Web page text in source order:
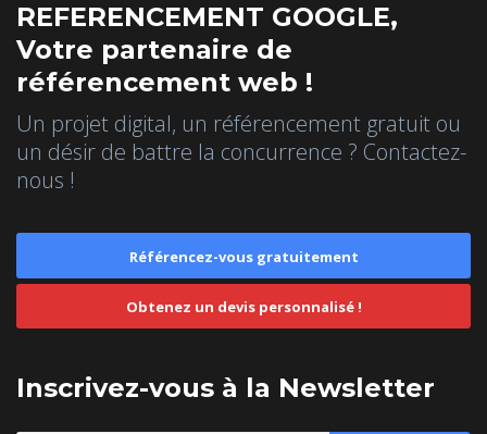
REFERENCEMENT GOOGLE,
Votre partenaire de
référencement web !
Un projet digital, un référencement gratuit ou
un désir de battre la concurrence ? Contactez-
nous !
Référencez-vous gratuitement
Obtenez un devis personnalisé !
Inscrivez-vous à la Newsletter